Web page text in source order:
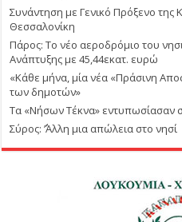
Συνάντηση με Γενικό Πρόξενο της
Θεσσαλονίκη
Πάρος: Το νέο αεροδρόμιο του
Ανάπτυξης με 45,44εκατ. ευρώ
«Κάθε μήνα, μία νέα «Πράσινη
των δημοτών»
Τα «Νήσων Τέκνα» εντυπωσίασαν
Σύρος: ΄’Άλλη μια απώλεια στο νησί